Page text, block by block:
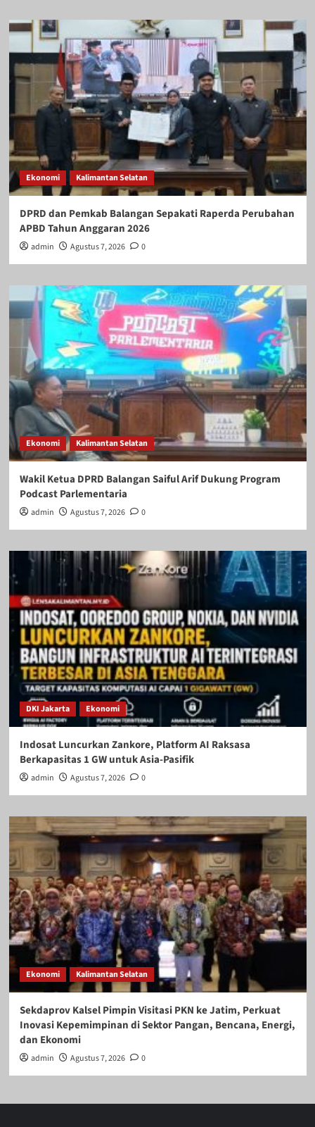
Ekonomi Kalimantan Selatan
DPRD dan Pemkab Balangan Sepakati Raperda Perubahan
APBD Tahun Anggaran 2026
admin Agustus 7, 2026 0
Ekonomi Kalimantan Selatan
Wakil Ketua DPRD Balangan Saiful Arif Dukung Program
Podcast Parlementaria
admin Agustus 7, 2026 0
DKI Jakarta Ekonomi
Indosat Luncurkan Zankore, Platform AI Raksasa
Berkapasitas 1 GW untuk Asia-Pasifik
admin Agustus 7, 2026 0
Ekonomi Kalimantan Selatan
Sekdaprov Kalsel Pimpin Visitasi PKN ke Jatim, Perkuat
Inovasi Kepemimpinan di Sektor Pangan, Bencana, Energi,
dan Ekonomi
admin Agustus 7, 2026 0